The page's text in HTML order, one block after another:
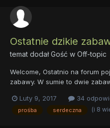
Ostatnie dzikie
temat dodał Gość w Off-topic
Welcome, Ostatnio na forum
zabawy. W sumie to dwie
sądzą. Otóż ostatnio na forum
mianowicie:
Luty 9, 2017 34
prośba serdeczna (i 8